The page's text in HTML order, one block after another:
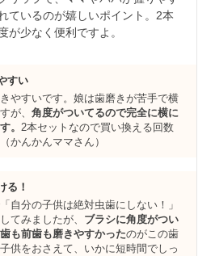
ているのが嬉しいポイント。2本
が少なく便利ですよ。
すい
やすいです。娘は歯磨きが苦手で横
が、角度がついてるので完全に横に
。2本セットなので買い換える回数
かんかんママさん）
る！
自分の子供は絶対虫歯にしない！」
てみましたが、 ブラシに角度がつい
も前歯も磨きやすかったのがこの歯
供をおさえて、いかに短時間でしっ